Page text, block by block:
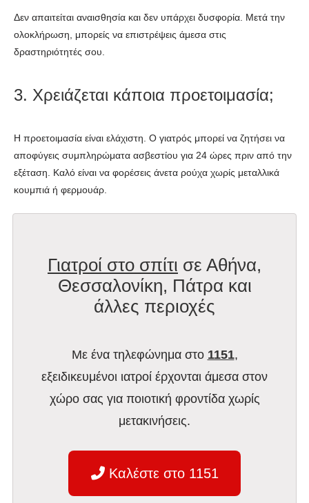
Δεν απαιτείται αναισθησία και δεν υπάρχει δυσφορία. Μετά την
ολοκλήρωση, μπορείς να επιστρέψεις άμεσα στις
δραστηριότητές σου.
3. Χρειάζεται κάποια προετοιμασία;
Η προετοιμασία είναι ελάχιστη. Ο γιατρός μπορεί να ζητήσει να
αποφύγεις συμπληρώματα ασβεστίου για 24 ώρες πριν από την
εξέταση. Καλό είναι να φορέσεις άνετα ρούχα χωρίς μεταλλικά
κουμπιά ή φερμουάρ.
Γιατροί στο σπίτι σε Αθήνα,
Θεσσαλονίκη, Πάτρα και
άλλες περιοχές
Με ένα τηλεφώνημα στο 1151,
εξειδικευμένοι ιατροί έρχονται άμεσα στον
χώρο σας για ποιοτική φροντίδα χωρίς
μετακινήσεις.
Καλέστε στο 1151